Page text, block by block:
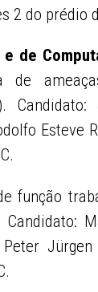
2 do prédio
e de
de
Esteve
função
Candidato:
Peter